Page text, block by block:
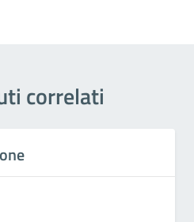
correlati